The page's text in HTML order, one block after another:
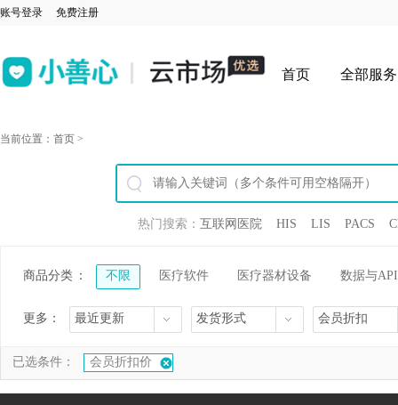
账号登录 免费注册
首页 全部服务
当前位置： 首页 >
热门搜索： 互联网医院 HIS LIS PACS
商品分类 ： 不限 医疗软件 医疗器材设备 数据与API
更多： 最近更新 发货形式 会员折扣
已选条件： 会员折扣价